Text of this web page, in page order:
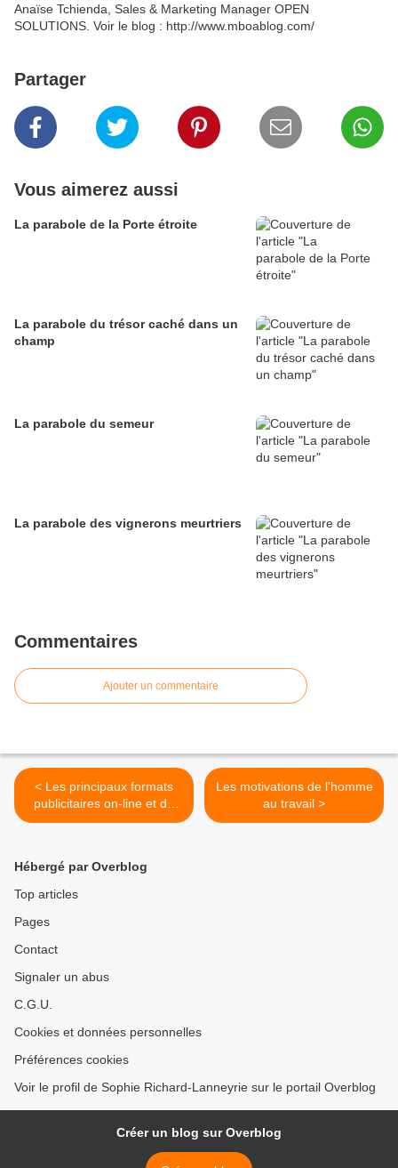
Anaïse Tchienda, Sales & Marketing Manager OPEN
SOLUTIONS. Voir le blog : http://www.mboablog.com/
Partager
Vous aimerez aussi
La parabole de la Porte étroite
La parabole du trésor caché dans un
champ
La parabole du semeur
La parabole des vignerons meurtriers
Commentaires
Ajouter un commentaire
< Les principaux formats
publicitaires on-line et de
M-Pub
Les motivations de l'homme
au travail >
Hébergé par Overblog
Top articles
Pages
Contact
Signaler un abus
C.G.U.
Cookies et données personnelles
Préférences cookies
Voir le profil de Sophie Richard-Lanneyrie sur le portail Overblog
Créer un blog sur Overblog